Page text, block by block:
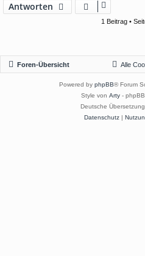
Antworten
1 Beitrag •
Foren-Übersicht Alle
Powered by phpBB® Forum
Style von Arty -
Deutsche
Datenschutz|